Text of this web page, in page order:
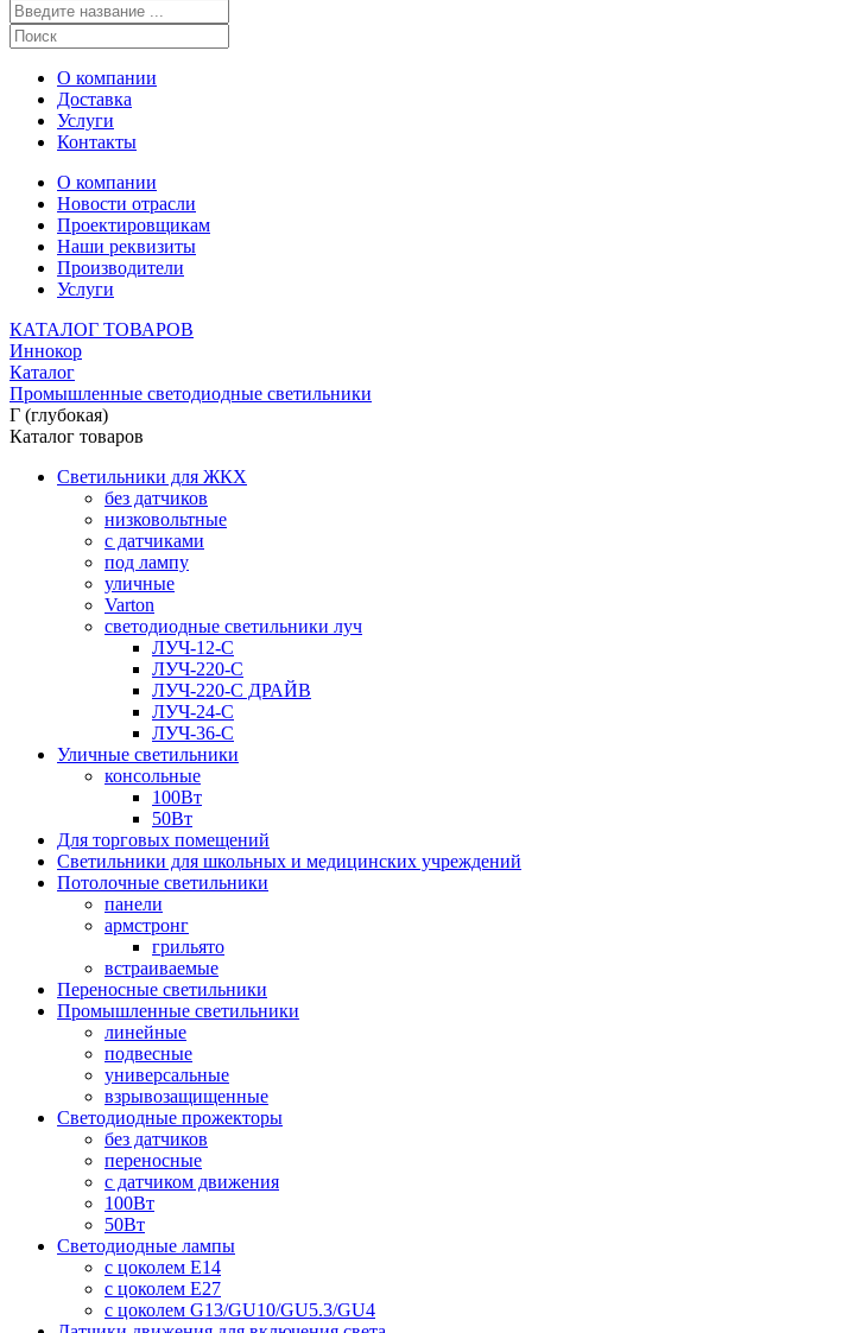
О компании
Доставка
Услуги
Контакты
О компании
Новости отрасли
Проектировщикам
Наши реквизиты
Производители
Услуги
КАТАЛОГ ТОВАРОВ
Иннокор
Каталог
Промышленные светодиодные светильники
Г (глубокая)
Каталог товаров
Светильники для ЖКХ
без датчиков
низковольтные
с датчиками
под лампу
уличные
Varton
светодиодные светильники луч
ЛУЧ-12-С
ЛУЧ-220-С
ЛУЧ-220-С ДРАЙВ
ЛУЧ-24-С
ЛУЧ-36-С
Уличные светильники
консольные
100Вт
50Вт
Для торговых помещений
Светильники для школьных и медицинских учреждений
Потолочные светильники
панели
армстронг
грильято
встраиваемые
Переносные светильники
Промышленные светильники
линейные
подвесные
универсальные
взрывозащищенные
Светодиодные прожекторы
без датчиков
переносные
с датчиком движения
100Вт
50Вт
Светодиодные лампы
с цоколем E14
с цоколем E27
с цоколем G13/GU10/GU5.3/GU4